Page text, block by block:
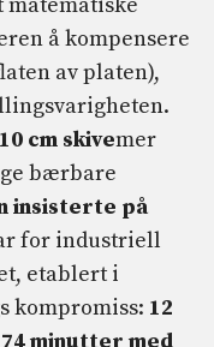
å kompensere
av platen),
10 cm skivemer
bærbare
insisterte på
for industriell
etablert i
kompromiss: 12
74 minutter med